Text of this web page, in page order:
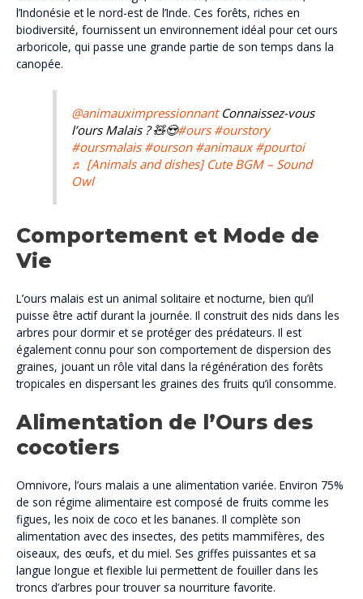
l’Indonésie et le nord-est de l’Inde. Ces forêts, riches en
biodiversité, fournissent un environnement idéal pour cet ours
arboricole, qui passe une grande partie de son temps dans la
canopée.
@animauximpressionnantConnaissez-vous
l’ours Malais ? 🧸😍#ours #ourstory
#oursmalais #ourson #animaux #pourtoi
♬ [Animals and dishes] Cute BGM – Sound
Owl
Comportement et Mode de
Vie
L’ours malais est un animal solitaire et nocturne, bien qu’il
puisse être actif durant la journée. Il construit des nids dans les
arbres pour dormir et se protéger des prédateurs. Il est
également connu pour son comportement de dispersion des
graines, jouant un rôle vital dans la régénération des forêts
tropicales en dispersant les graines des fruits qu’il consomme.
Alimentation de l’Ours des
cocotiers
Omnivore, l’ours malais a une alimentation variée. Environ 75%
de son régime alimentaire est composé de fruits comme les
figues, les noix de coco et les bananes. Il complète son
alimentation avec des insectes, des petits mammifères, des
oiseaux, des œufs, et du miel. Ses griffes puissantes et sa
langue longue et flexible lui permettent de fouiller dans les
troncs d’arbres pour trouver sa nourriture favorite.